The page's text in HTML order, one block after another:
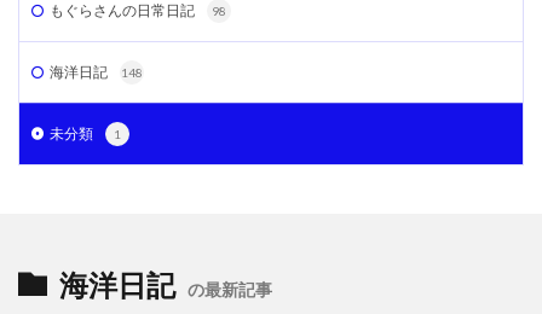
もぐらさんの日常日記 98
海洋日記 148
未分類 1
海洋日記 の最新記事